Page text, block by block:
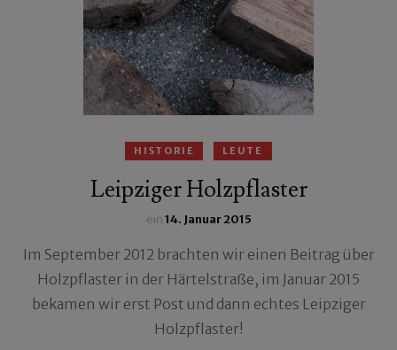
HISTORIE LEUTE
Leipziger Holzpflaster
ein14. Januar 2015
Im September 2012 brachten wir einen Beitrag über
Holzpflaster in der Härtelstraße, im Januar 2015
bekamen wir erst Post und dann echtes Leipziger
Holzpflaster!